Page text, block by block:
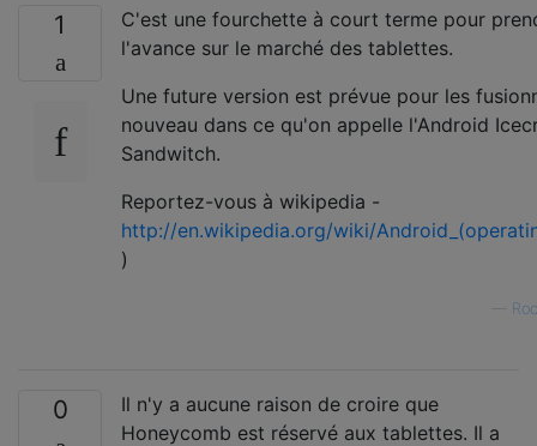
1
C'est une fourchette à court terme pour
l'avance sur le marché des tablettes.
Une future version est prévue pour les
nouveau dans ce qu'on appelle l'Android
Sandwitch.
Reportez-vous à wikipedia -
http://en.wikipedia.org/wiki/
)
0
Il n'y a aucune raison de croire que
Honeycomb est réservé aux tablettes. Il a